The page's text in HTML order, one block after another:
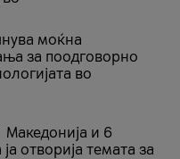
моќна
за поодговорно
во
Македонија и 6
отворија темата за